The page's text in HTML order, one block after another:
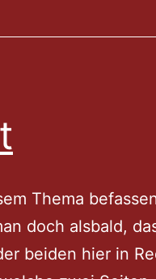
Thema
doch alsbald,
beiden hier in